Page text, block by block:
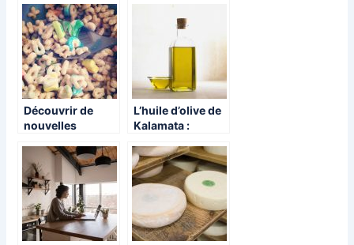
nos enfants.
Découvrir de
nouvelles
bouger de chez
soi !
L’huile d’olive de
Kalamata :
choisir ?